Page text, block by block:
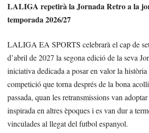
LALIGA repetirà la Jornada Retro a la
temporada 2026/27
LALIGA EA SPORTS celebrarà el cap de
d’abril de 2027 la segona edició de la seva
iniciativa dedicada a posar en valor la
competició que torna després de la bona
passada, quan les retransmissions van
inspirada en altres èpoques i es van dur a
vinculades al llegat del futbol espanyol.